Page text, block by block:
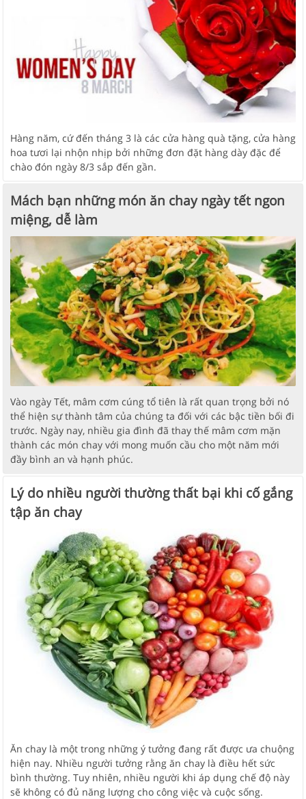
Hàng năm, cứ đến tháng 3 là các cửa hàng quà tặng, cửa hàng
hoa tươi lại nhộn nhịp bởi những đơn đặt hàng dày đặc để
chào đón ngày 8/3 sắp đến gần.
Mách bạn những món ăn chay ngày tết ngon
miệng, dễ làm
Vào ngày Tết, mâm cơm cúng tổ tiên là rất quan trọng bởi nó
thể hiện sự thành tâm của chúng ta đối với các bậc tiền bối đi
trước. Ngày nay, nhiều gia đình đã thay thế mâm cơm mặn
thành các món chay với mong muốn cầu cho một năm mới
đầy bình an và hạnh phúc.
Lý do nhiều người thường thất bại khi cố gắng
tập ăn chay
Ăn chay là một trong những ý tưởng đang rất được ưa chuộng
hiện nay. Nhiều người tưởng rằng ăn chay là điều hết sức
bình thường. Tuy nhiên, nhiều người khi áp dụng chế độ này
sẽ không có đủ năng lượng cho công việc và cuộc sống.